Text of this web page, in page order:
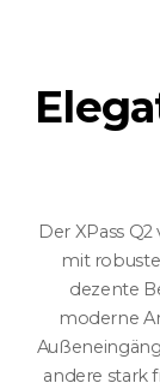
Der XPass
mit
dezente
moderne
andere stark